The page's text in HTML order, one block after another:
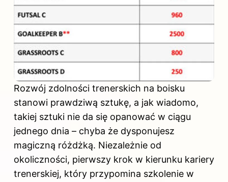
Rozwój zdolności trenerskich na boisku
stanowi prawdziwą sztukę, a jak wiadomo,
takiej sztuki nie da się opanować w ciągu
jednego dnia – chyba że dysponujesz
magiczną różdżką. Niezależnie od
okoliczności, pierwszy krok w kierunku kariery
trenerskiej, który przypomina szkolenie w